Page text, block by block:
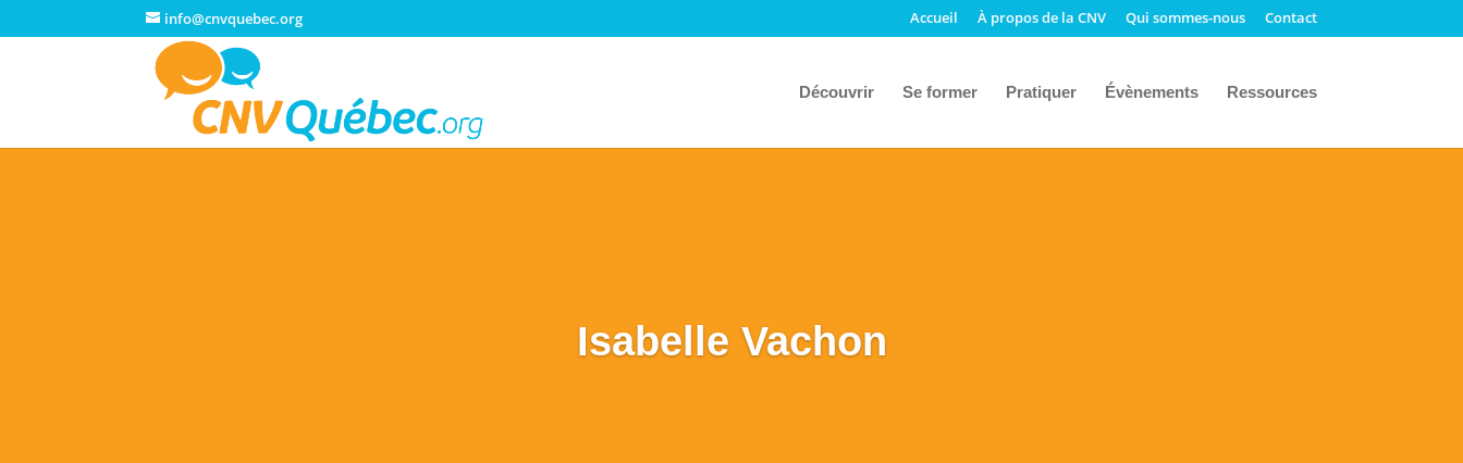
info@cnvquebec.org Accueil À propos de la CNV Qui sommes-nous Contact
Découvrir Se former Pratiquer Évènements Ressources
Isabelle Vachon